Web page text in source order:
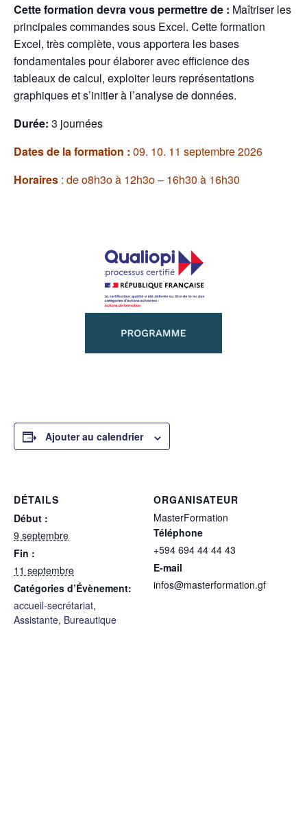
Cette formation devra vous permettre de : Maîtriser les
principales commandes sous Excel. Cette formation
Excel, très complète, vous apportera les bases
fondamentales pour élaborer avec efficience des
tableaux de calcul, exploiter leurs représentations
graphiques et s’initier à l’analyse de données.
Durée: 3 journées
Dates de la formation : 09. 10. 11 septembre 2026
Horaires : de o8h3o à 12h3o – 16h30 à 16h30
Ajouter au calendrier
DÉTAILS
Début :
9 septembre
Fin :
11 septembre
Catégories d’Évènement:
accueil-secrétariat,
Assistante, Bureautique
ORGANISATEUR
MasterFormation
Téléphone
+594 694 44 44 43
E-mail
infos@masterformation.gf